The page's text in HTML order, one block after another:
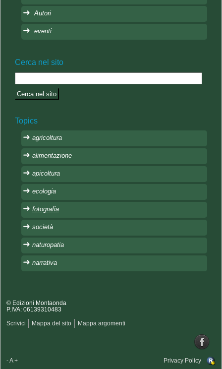
Autori
eventi
Cerca nel sito
Topics
agricoltura
alimentazione
apicoltura
ecologia
fotografia
società
naturopatia
narrativa
© Edizioni Montaonda
P.IVA: 06139310483
Scrivici Mappa del sito Mappa argomenti
Privacy Policy
- A +